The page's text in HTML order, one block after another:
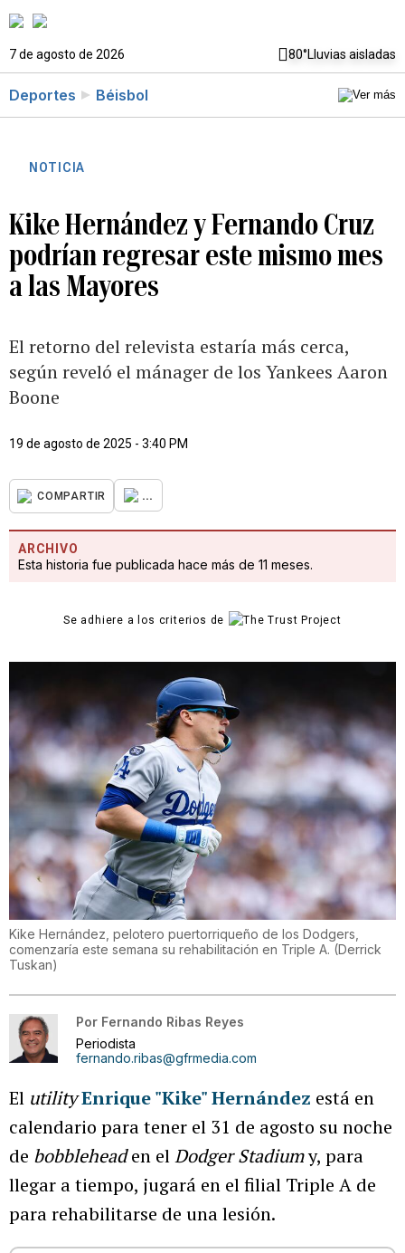
7 de agosto de 2026 80°Lluvias aisladas
Deportes Béisbol
NOTICIA
Kike Hernández y Fernando Cruz
podrían regresar este mismo mes
a las Mayores
El retorno del relevista estaría más cerca,
según reveló el mánager de los Yankees Aaron
Boone
19 de agosto de 2025 - 3:40 PM
COMPARTIR ...
ARCHIVO
Esta historia fue publicada hace más de 11 meses.
Se adhiere a los criterios de
Kike Hernández, pelotero puertorriqueño de los Dodgers,
comenzaría este semana su rehabilitación en Triple A. (Derrick
Tuskan)
Por Fernando Ribas Reyes
Periodista
fernando.ribas@gfrmedia.com
El utilityEnrique"Kike" Hernández está en
calendario para tener el 31 de agosto su noche
de bobbleheaden elDodger Stadiumy, para
llegar a tiempo, jugará en el filial Triple A de
para rehabilitarse de una lesión.